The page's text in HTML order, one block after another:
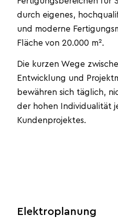
durch eigenes,
und moderne
Fläche von 20.000 m².
Die kurzen Wege
Entwicklung und
bewähren sich täglich,
der hohen Individualität
Kundenprojektes.
Elektroplanung